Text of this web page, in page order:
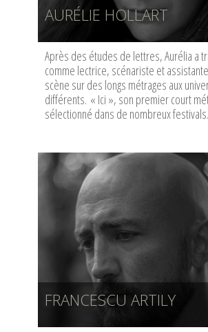
AURÉLIE HOLLART
Après des études de lettres, Aurélia a
comme lectrice, scénariste et
scène sur des longs métrages aux
différents. « Ici », son premier court
sélectionné dans de nombreux festivals.
FRANCESCU ARTILY